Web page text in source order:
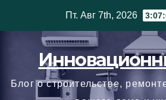
Пт. Авг 7th, 2026
Блог о строительстве,